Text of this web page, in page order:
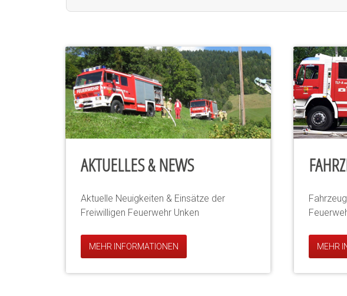
AKTUELLES & NEWS
Aktuelle Neuigkeiten & Einsätze der
Freiwilligen Feuerwehr Unken
MEHR INFORMATIONEN MEHR